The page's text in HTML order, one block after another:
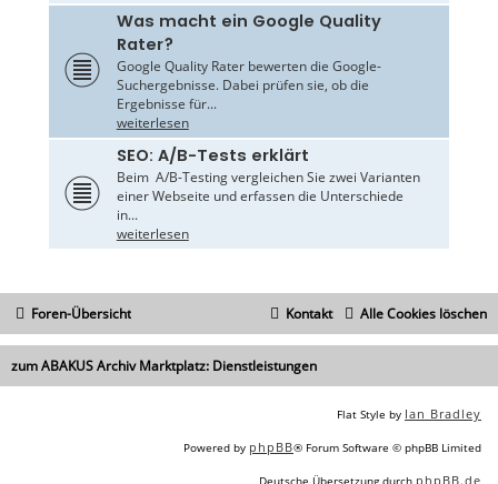
Was macht ein Google Quality
Rater?
Google Quality Rater bewerten die Google-
Suchergebnisse. Dabei prüfen sie, ob die
Ergebnisse für...
weiterlesen
SEO: A/B-Tests erklärt
Beim A/B-Testing vergleichen Sie zwei Varianten
einer Webseite und erfassen die Unterschiede
in...
weiterlesen
Foren-Übersicht Alle Cookies löschen
Kontakt
zum ABAKUS Archiv Marktplatz: Dienstleistungen
Flat Style by Ian Bradley
Powered by phpBB® Forum Software © phpBB Limited
phpBB.de